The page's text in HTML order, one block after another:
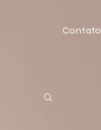
Contato